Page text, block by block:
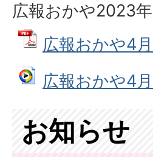
広報おかや2023
広報おかや4
広報おかや4
お知らせ